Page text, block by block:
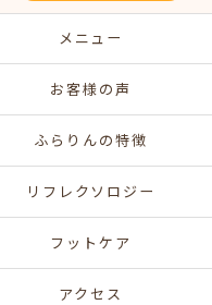
メニュー
お客様の声
ふらりんの特徴
リフレクソロジー
フットケア
アクセス